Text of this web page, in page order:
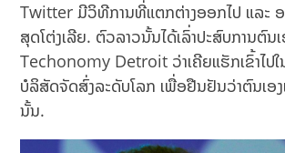
Twitter ມີວິທີການທີ່ແຕກຕ່າງອອກໄປ ແລະ ອ
ສຸດໂຕ່ງເລີຍ. ຕົວລາວນັ້ນໄດ້ເລົ່າປະສົບການຕົນເ
Techonomy Detroit ວ່າເຄີຍແຮັກເຂົ້າໄປ
ບໍລິສັດຈັດສົ່ງລະດັບໂລກ ເພື່ອຢືນຢັນວ່າຕົນເອ
ນັ້ນ.